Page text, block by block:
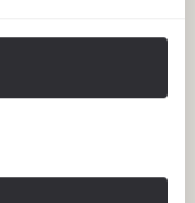
y diseño local,
selectas.
Tunis, Túnez.